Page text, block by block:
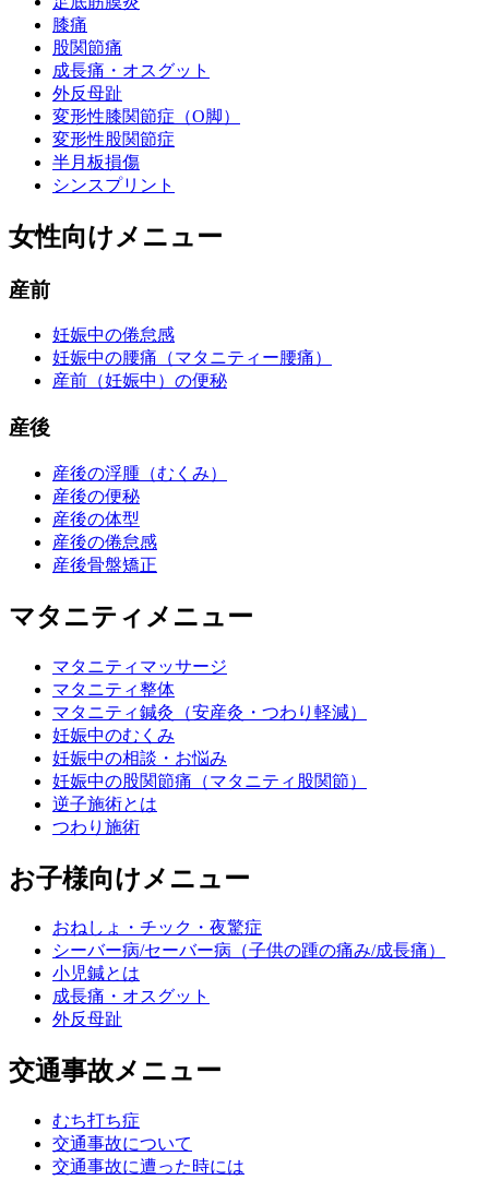
膝痛
股関節痛
成長痛・オスグット
外反母趾
変形性膝関節症（O脚）
変形性股関節症
半月板損傷
シンスプリント
女性向けメニュー
産前
妊娠中の倦怠感
妊娠中の腰痛（マタニティー腰痛）
産前（妊娠中）の便秘
産後
産後の浮腫（むくみ）
産後の便秘
産後の体型
産後の倦怠感
産後骨盤矯正
マタニティメニュー
マタニティマッサージ
マタニティ整体
マタニティ鍼灸（安産灸・つわり軽減）
妊娠中のむくみ
妊娠中の相談・お悩み
妊娠中の股関節痛（マタニティ股関節）
逆子施術とは
つわり施術
お子様向けメニュー
おねしょ・チック・夜驚症
シーバー病/セーバー病（子供の踵の痛み/成長痛）
小児鍼とは
成長痛・オスグット
外反母趾
交通事故メニュー
むち打ち症
交通事故について
交通事故に遭った時には